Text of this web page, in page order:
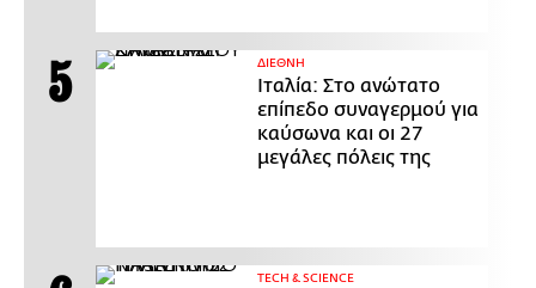
ΔΙΕΘΝΗ
Ιταλία: Στο ανώτατο
επίπεδο συναγερμού για
καύσωνα και οι 27
μεγάλες πόλεις της
ΤECH & SCIENCE